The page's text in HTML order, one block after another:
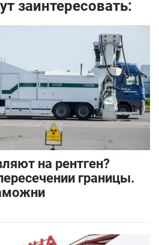
заинтересовать:
на рентген?
границы.